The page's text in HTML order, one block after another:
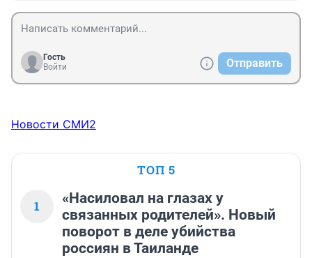
Гость
Войти
Отправить
Новости СМИ2
ТОП 5
1
«Насиловал на глазах у
связанных родителей». Новый
поворот в деле убийства
россиян в Таиланде